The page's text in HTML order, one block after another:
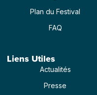
Plan du Festival
FAQ
Liens Utiles
Actualités
Presse